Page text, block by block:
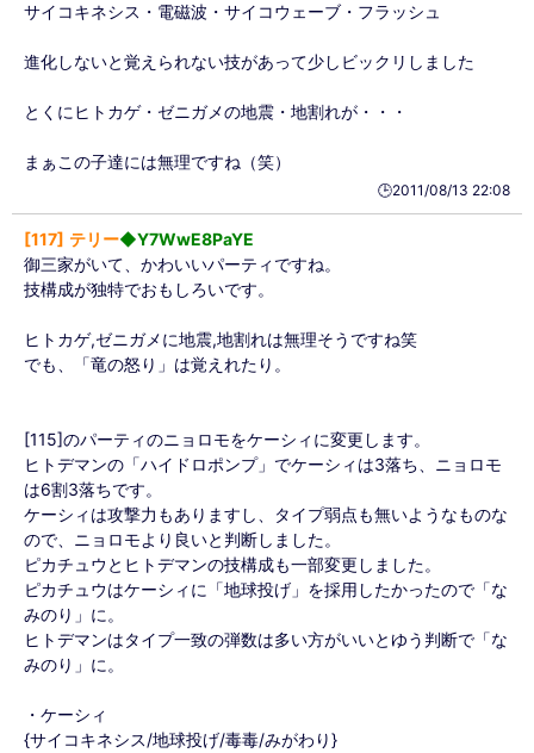
サイコキネシス・電磁波・サイコウェーブ・フラッシュ
進化しないと覚えられない技があって少しビックリしました
とくにヒトカゲ・ゼニガメの地震・地割れが・・・
まぁこの子達には無理ですね（笑）
🕒️2011/08/13 22:08
117 テリー◆Y7WwE8PaYE
御三家がいて、かわいいパーティですね。
技構成が独特でおもしろいです。
ヒトカゲ,ゼニガメに地震,地割れは無理そうですね笑
でも、「竜の怒り」は覚えれたり。
[115]のパーティのニョロモをケーシィに変更します。
ヒトデマンの「ハイドロポンプ」でケーシィは3落ち、ニョロモ
は6割3落ちです。
ケーシィは攻撃力もありますし、タイプ弱点も無いようなものな
ので、ニョロモより良いと判断しました。
ピカチュウとヒトデマンの技構成も一部変更しました。
ピカチュウはケーシィに「地球投げ」を採用したかったので「な
みのり」に。
ヒトデマンはタイプ一致の弾数は多い方がいいとゆう判断で「な
みのり」に。
・ケーシィ
{サイコキネシス/地球投げ/毒毒/みがわり}